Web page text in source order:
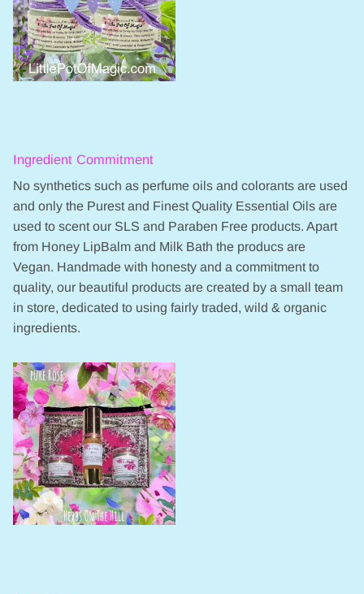
Ingredient Commitment
No synthetics such as perfume oils and colorants are used
and only the Purest and Finest Quality Essential Oils are
used to scent our SLS and Paraben Free products. Apart
from Honey LipBalm and Milk Bath the producs are
Vegan. Handmade with honesty and a commitment to
quality, our beautiful products are created by a small team
in store, dedicated to using fairly traded, wild & organic
ingredients.